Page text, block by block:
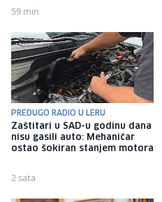
59 min
PREDUGO RADIO U LERU
Zaštitari u SAD-u godinu dana
nisu gasili auto: Mehaničar
ostao šokiran stanjem motora
2 sata